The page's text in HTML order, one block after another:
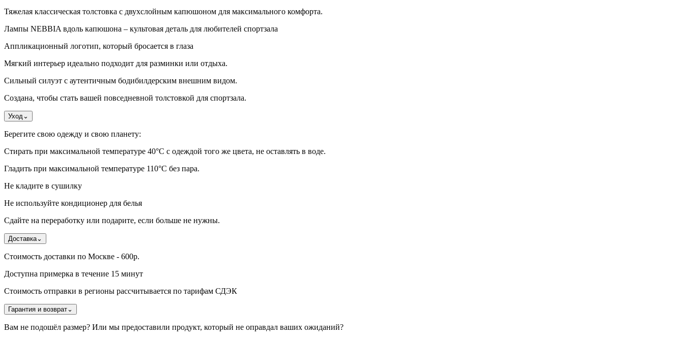
Тяжелая классическая толстовка с двухслойным капюшоном для максимального комфорта.
Лампы NEBBIA вдоль капюшона – культовая деталь для любителей спортзала
Аппликационный логотип, который бросается в глаза
Мягкий интерьер идеально подходит для разминки или отдыха.
Сильный силуэт с аутентичным бодибилдерским внешним видом.
Создана, чтобы стать вашей повседневной толстовкой для спортзала.
Уход ⌄
Берегите свою одежду и свою планету:
Стирать при максимальной температуре 40°C с одеждой того же цвета, не оставлять в воде.
Гладить при максимальной температуре 110°С без пара.
Не кладите в сушилку
Не используйте кондиционер для белья
Сдайте на переработку или подарите, если больше не нужны.
Доставка⌄
Стоимость доставки по Москве - 600р.
Доступна примерка в течение 15 минут
Стоимость отправки в регионы рассчитывается по тарифам СДЭК
Гарантия и возврат⌄
Вам не подошёл размер? Или мы предоставили продукт, который не оправдал ваших ожиданий?